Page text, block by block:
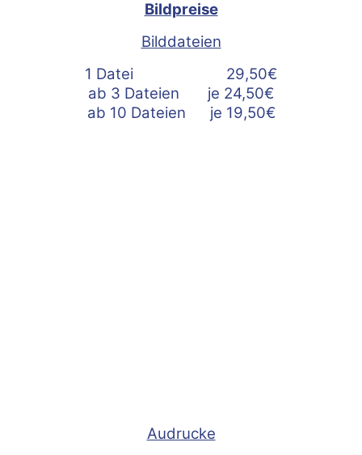
Bildpreise
Bilddateien
1 Datei 29,50€
ab 3 Dateien je 24,50€
ab 10 Dateien je 19,50€
Audrucke